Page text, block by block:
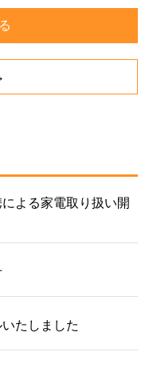
よる家電取り扱い開
たしました